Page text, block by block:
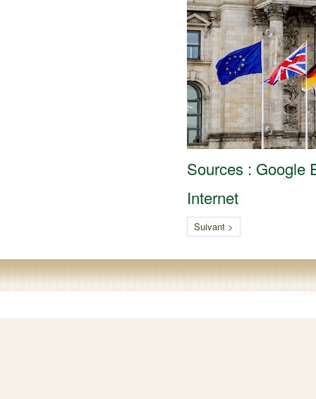
Sources : Google
Internet
Suivant >